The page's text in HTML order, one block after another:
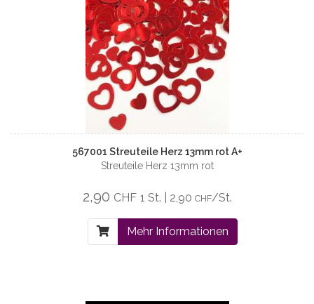
567001 Streuteile Herz 13mm rot A+
Streuteile Herz 13mm rot
2,90 CHF 1 St. | 2,90 CHF/St.
Mehr Informationen